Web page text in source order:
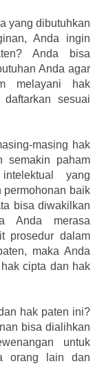
yang dibutuhkan
Anda ingin
Anda bisa
Anda agar
melayani hak
sesuai
masing hak
semakin paham
yang
permohonan baik
bisa diwakilkan
Anda merasa
prosedur dalam
maka Anda
cipta dan hak
hak paten ini?
bisa dialihkan
untuk
orang lain dan